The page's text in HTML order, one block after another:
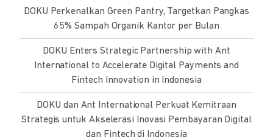
DOKU Perkenalkan Green Pantry, Targetkan Pangkas
65% Sampah Organik Kantor per Bulan
DOKU Enters Strategic Partnership with Ant
International to Accelerate Digital Payments and
Fintech Innovation in Indonesia
DOKU dan Ant International Perkuat Kemitraan
Strategis untuk Akselerasi Inovasi Pembayaran Digital
dan Fintech di Indonesia